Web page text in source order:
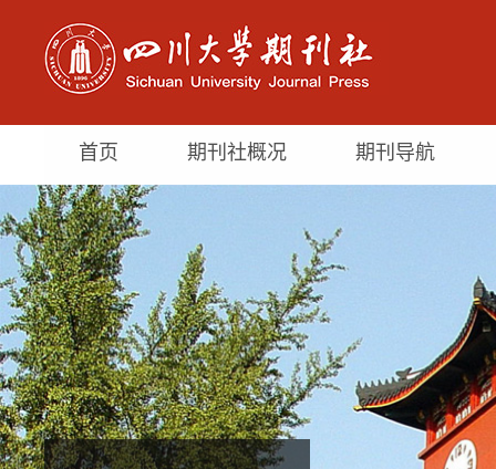
首页 期刊社概况 期刊导航